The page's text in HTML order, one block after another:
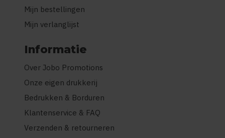
Mijn bestellingen
Mijn verlanglijst
Informatie
Over Jobo Promotions
Onze eigen drukkerij
Bedrukken & Borduren
Klantenservice & FAQ
Verzenden & retourneren